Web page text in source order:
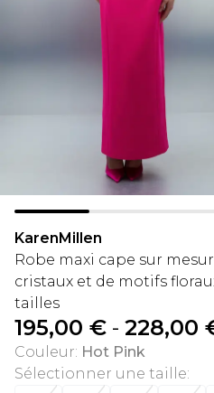
KarenMillen
Robe maxi cape sur
cristaux et de motifs
tailles
195,00 € - 228,00
Couleur: Hot Pink
Sélectionner une taille: